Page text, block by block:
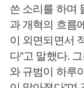
쓴 소리를 하며
과 개혁의 흐름
이 외면되면서
다”고 말했다.
와 규범이 하루